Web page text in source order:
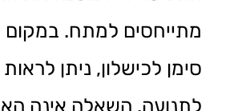
מתייחסים למתח. במקום
סימן לכישלון, ניתן לראות
לתנועה. השאלה אינה